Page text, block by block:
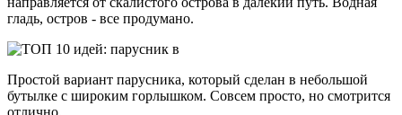
гладь, остров - все продумано.
Простой вариант парусника, который сделан в небольшой
бутылке с широким горлышком. Совсем просто, но смотрится